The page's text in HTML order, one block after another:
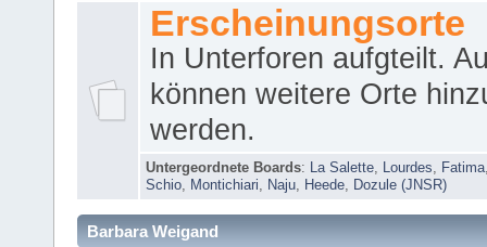
Erscheinungsorte
In Unterforen aufgteilt.
können weitere Orte
werden.
Untergeordnete Boards: La Salette Lourdes Fatima
Schio
Montichiari Naju Heede Dozule (JNSR)
Barbara Weigand